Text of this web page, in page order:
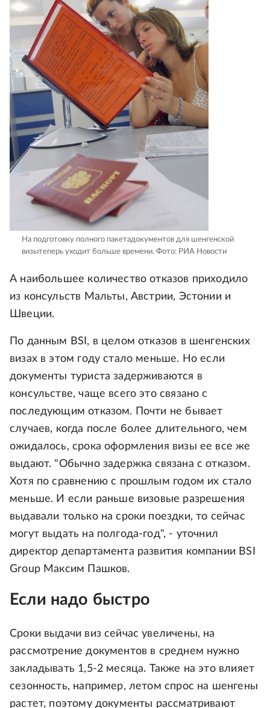
На подготовку полного пакетадокументов для шенгенской
визытеперь уходит больше времени. Фото: РИА Новости
А наибольшее количество отказов приходило
из консульств Мальты, Австрии, Эстонии и
Швеции.
По данным BSI, в целом отказов в шенгенских
визах в этом году стало меньше. Но если
документы туриста задерживаются в
консульстве, чаще всего это связано с
последующим отказом. Почти не бывает
случаев, когда после более длительного, чем
ожидалось, срока оформления визы ее все же
выдают. "Обычно задержка связана с отказом.
Хотя по сравнению с прошлым годом их стало
меньше. И если раньше визовые разрешения
выдавали только на сроки поездки, то сейчас
могут выдать на полгода-год", - уточнил
директор департамента развития компании BSI
Group Максим Пашков.
Если надо быстро
Сроки выдачи виз сейчас увеличены, на
рассмотрение документов в среднем нужно
закладывать 1,5-2 месяца. Также на это влияет
сезонность, например, летом спрос на шенгены
растет, поэтому документы рассматривают